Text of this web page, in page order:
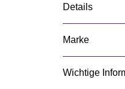
Details
Marke
Wichtige